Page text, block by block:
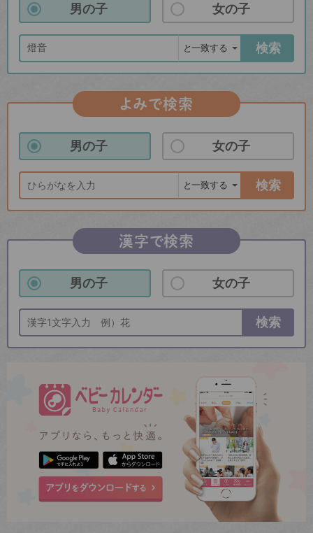
男の子 女の子
検索
よみで検索
男の子 女の子
検索
漢字で検索
男の子 女の子
検索